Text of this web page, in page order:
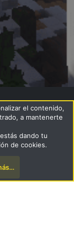
R
S
XenForo Ltd.
el contenido,
a mantenerte
dando tu
de cookies.